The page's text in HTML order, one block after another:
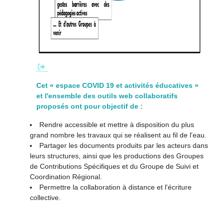
Cet « espace COVID 19 et activités éducatives »
et l'ensemble des outils web collaboratifs
proposés ont pour objectif de :
Rendre accessible et mettre à disposition du plus
grand nombre les travaux qui se réalisent au fil de l'eau.
Partager les documents produits par les acteurs dans
leurs structures, ainsi que les productions des Groupes
de Contributions Spécifiques et du Groupe de Suivi et
Coordination Régional.
Permettre la collaboration à distance et l'écriture
collective.